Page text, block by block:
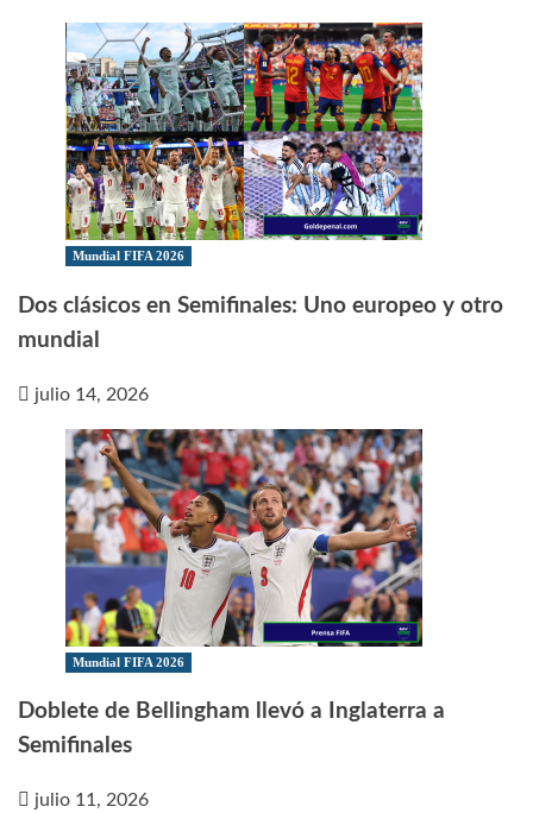
Mundial FIFA 2026
Dos clásicos en Semifinales: Uno europeo y otro
mundial
julio 14, 2026
Mundial FIFA 2026
Doblete de Bellingham llevó a Inglaterra a
Semifinales
julio 11, 2026